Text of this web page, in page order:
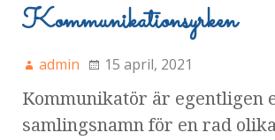
Kommunikationsyrken
admin 15 april, 2021
Kommunikatör är egentligen
samlingsnamn för en rad